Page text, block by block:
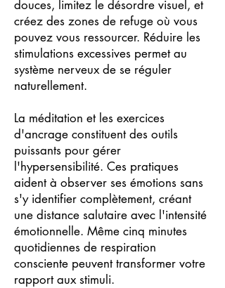
douces, limitez le désordre visuel, et
créez des zones de refuge où vous
pouvez vous ressourcer. Réduire les
stimulations excessives permet au
système nerveux de se réguler
naturellement.
La méditation et les exercices
d'ancrage constituent des outils
puissants pour gérer
l'hypersensibilité. Ces pratiques
aident à observer ses émotions sans
s'y identifier complètement, créant
une distance salutaire avec l'intensité
émotionnelle. Même cinq minutes
quotidiennes de respiration
consciente peuvent transformer votre
rapport aux stimuli.